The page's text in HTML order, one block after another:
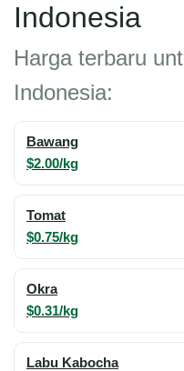
Indonesia
Harga terbaru
Indonesia:
Bawang
$2.00/kg
Tomat
$0.75/kg
Okra
$0.31/kg
Labu Kabocha